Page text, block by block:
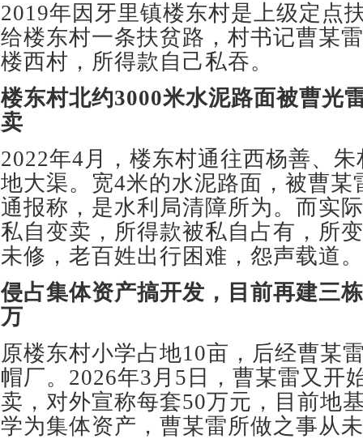
2019年因牙里镇楼东村是上级定点
给楼东村一条扶贫路，村书记曹某
楼西村，所得款自己私吞。
楼东村北约3000米水泥路面被曹光
卖
2022年4月，楼东村通往西杨善、
地大渠。宽4米的水泥路面，被曹某
通报称，是水利局清障所为。而实
私自变卖，所得款被私自占有，所
未修，老百姓出行困难，怨声载道。
侵占集体资产搞开发，目前再建三
万
原楼东村小学占地10亩，后经曹某
帽厂。2026年3月5日，曹某雷又开
卖，对外宣称每套50万元，目前地
学为集体资产，曹某雷所做之事从